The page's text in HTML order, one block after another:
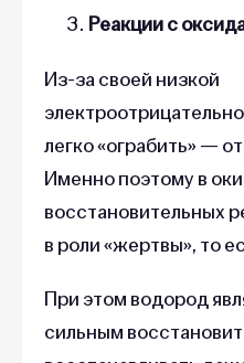
Реакции с
Из-за своей низкой
легко «ограбить» —
Именно поэтому в
восстановительных
в роли «жертвы», то
При этом водород
сильным